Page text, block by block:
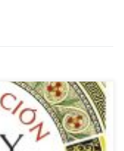
la última obra de